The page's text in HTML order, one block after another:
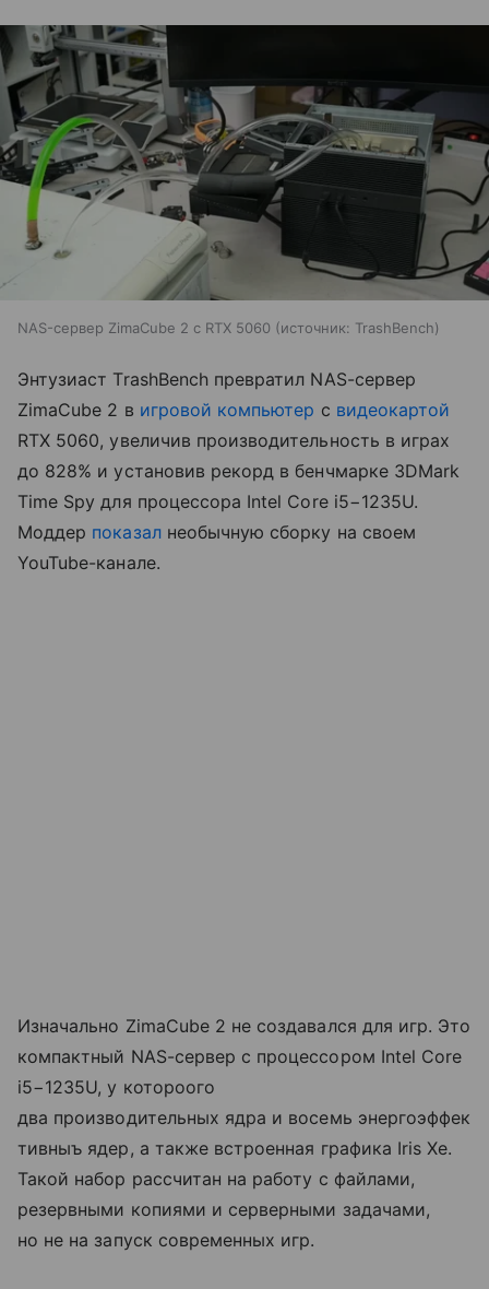
NAS-сервер ZimaCube 2 с RTX 5060 источник: TrashBench
Энтузиаст TrashBench превратил NAS-сервер
ZimaCube 2 в игровой компьютер с видеокартой
RTX 5060, увеличив производительность в играх
до 828% и установив рекорд в бенчмарке 3DMark
Time Spy для процессора Intel Core i5−1235U.
Моддер показалнеобычную сборку на своем
YouTube-канале.
Изначально ZimaCube 2 не создавался для игр. Это
компактный NAS-сервер с процессором Intel Core
i5−1235U, у котороого
два производительных ядра и восемь энергоэффек
тивныъ ядер, а также встроенная графика Iris Xe.
Такой набор рассчитан на работу с файлами,
резервными копиями и серверными задачами,
но не на запуск современных игр.